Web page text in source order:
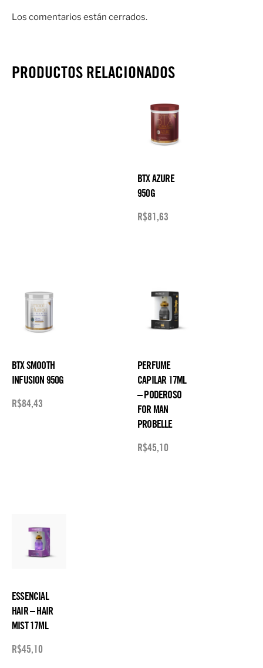
Los comentarios están cerrados.
PRODUCTOS RELACIONADOS
BTX AZURE
950G
R$81,63
BTX SMOOTH
INFUSION 950G
R$84,43
PERFUME
CAPILAR 17ML
– PODEROSO
FOR MAN
PROBELLE
R$45,10
ESSENCIAL
HAIR – HAIR
MIST 17ML
R$45,10